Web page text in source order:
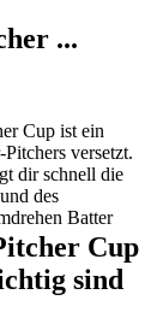
...
Cup ist ein
versetzt.
dir schnell die
des
Batter
Cup
sind